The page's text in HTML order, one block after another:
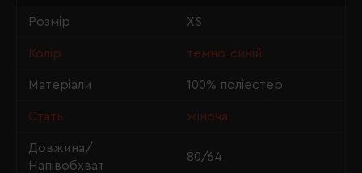
Розмір XS
Колір темно-синій
Матеріали 100% поліестер
Стать жіноча
Довжина/
Напівобхват
80/64